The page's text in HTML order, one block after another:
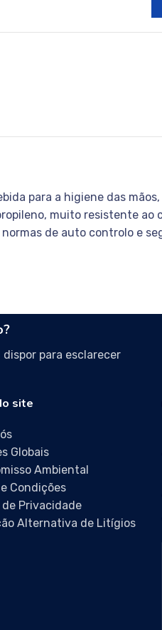
para a higiene das
muito resistente
de auto controlo e
para esclarecer
site
Globais
Ambiental
Condições
Privacidade
Alternativa de Litígios